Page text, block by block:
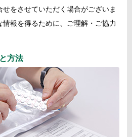
をさせていただく場合がございま
報を得るために、ご理解・ご協力
方法